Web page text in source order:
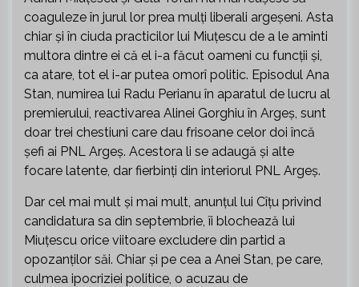
coaguleze în jurul lor prea mulți liberali argeșeni. Asta
chiar și în ciuda practicilor lui Miuțescu de a le aminti
multora dintre ei că el i-a făcut oameni cu funcții și,
ca atare, tot el i-ar putea omorî politic. Episodul Ana
Stan, numirea lui Radu Perianu în aparatul de lucru al
premierului, reactivarea Alinei Gorghiu în Argeș, sunt
doar trei chestiuni care dau frisoane celor doi încă
șefi ai PNL Argeș. Acestora li se adaugă și alte
focare latente, dar fierbinți din interiorul PNL Argeș.
Dar cel mai mult și mai mult, anunțul lui Cîțu privind
candidatura sa din septembrie, îi blochează lui
Miuțescu orice viitoare excludere din partid a
opozanților săi. Chiar și pe cea a Anei Stan, pe care,
culmea ipocriziei politice, o acuzau de